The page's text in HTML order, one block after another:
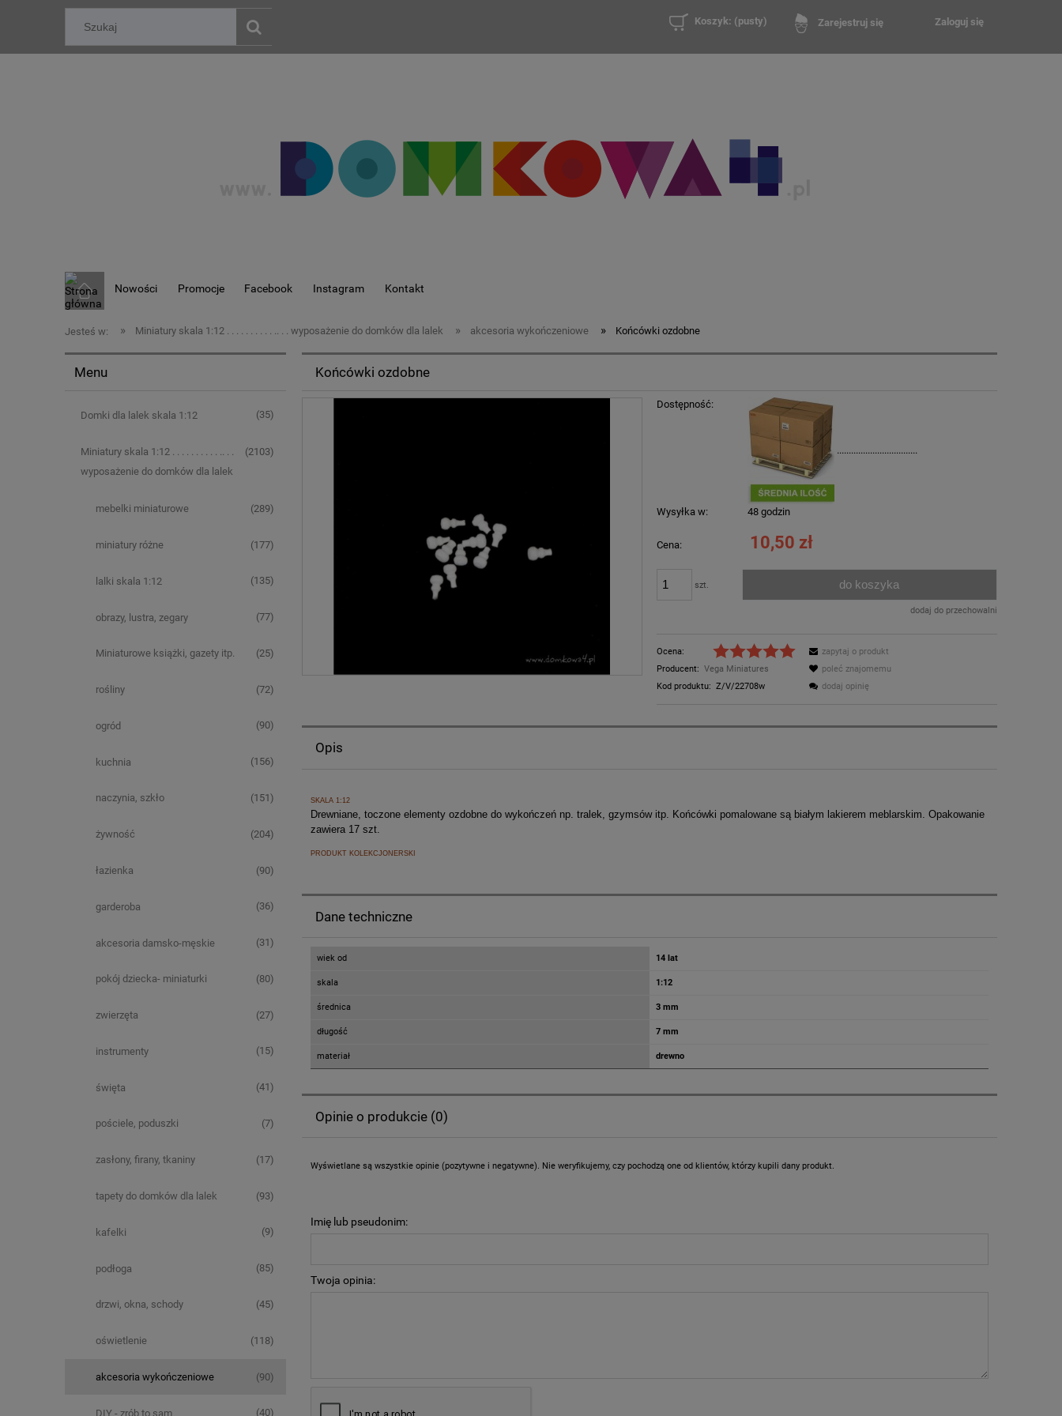
Zarejestruj się Zaloguj się
Koszyk: (pusty)
Nowości Promocje Facebook Instagram Kontakt
Jesteś w: » Miniatury skala 1:12 . . . . . . . . . . .. . . wyposażenie do domków dla lalek » akcesoria wykończeniowe » Końcówki ozdobne
Menu
Domki dla lalek skala 1:12 (35)
Miniatury skala 1:12 . . . . . . . . . . .. . .
wyposażenie do domków dla lalek
(2103)
mebelki miniaturowe (289)
miniatury różne (177)
lalki skala 1:12 (135)
obrazy, lustra, zegary (77)
Miniaturowe książki, gazety itp. (25)
rośliny (72)
ogród (90)
kuchnia (156)
naczynia, szkło (151)
żywność (204)
łazienka (90)
garderoba (36)
akcesoria damsko-męskie (31)
pokój dziecka- miniaturki (80)
zwierzęta (27)
instrumenty (15)
święta (41)
pościele, poduszki (7)
zasłony, firany, tkaniny (17)
tapety do domków dla lalek (93)
kafelki (9)
podłoga (85)
drzwi, okna, schody (45)
oświetlenie (118)
akcesoria wykończeniowe (90)
DIY - zrób to sam (40)
Końcówki ozdobne
Dostępność:
..................................
Wysyłka w: 48 godzin
Cena: 10,50 zł
szt. do koszyka
dodaj do przechowalni
Ocena:
Producent: Vega Miniatures
Kod produktu: Z/V/22708w
zapytaj o produkt
poleć znajomemu
dodaj opinię
Opis
SKALA 1:12
Drewniane, toczone elementy ozdobne do wykończeń np. tralek, gzymsów itp. Końcówki pomalowane są białym lakierem meblarskim. Opakowanie
zawiera 17 szt.
PRODUKT KOLEKCJONERSKI
Dane techniczne
wiek od 14 lat
skala 1:12
średnica 3 mm
długość 7 mm
materiał drewno
Opinie o produkcie (0)
Wyświetlane są wszystkie opinie (pozytywne i negatywne). Nie weryfikujemy, czy pochodzą one od klientów, którzy kupili dany produkt.
Imię lub pseudonim:
Twoja opinia: